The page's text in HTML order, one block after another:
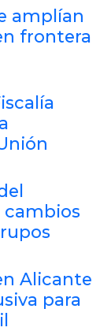
amplían
frontera
cambios
Alicante
para